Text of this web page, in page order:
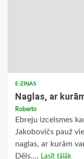
E-ZIŅAS
Naglas, ar
Roberto
Ebreju izcelsmes
Jakobovičs pauž
naglas, ar kurām
Dēls.... Lasīt tālāk